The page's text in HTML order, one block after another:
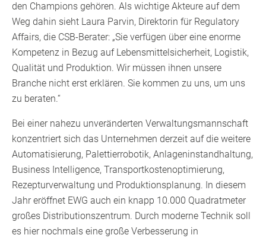
den Champions gehören. Als wichtige Akteure auf dem
Weg dahin sieht Laura Parvin, Direktorin für Regulatory
Affairs, die CSB-Berater: „Sie verfügen über eine enorme
Kompetenz in Bezug auf Lebensmittelsicherheit, Logistik,
Qualität und Produktion. Wir müssen ihnen unsere
Branche nicht erst erklären. Sie kommen zu uns, um uns
zu beraten.“
Bei einer nahezu unveränderten Verwaltungsmannschaft
konzentriert sich das Unternehmen derzeit auf die weitere
Automatisierung, Palettierrobotik, Anlageninstandhaltung,
Business Intelligence, Transportkostenoptimierung,
Rezepturverwaltung und Produktionsplanung. In diesem
Jahr eröffnet EWG auch ein knapp 10.000 Quadratmeter
großes Distributionszentrum. Durch moderne Technik soll
es hier nochmals eine große Verbesserung in